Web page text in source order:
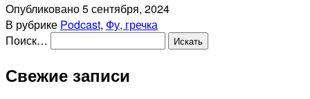
Опубликовано5 сентября, 2024
В рубрике Podcast, Фу, гречка
Поиск…
Свежие записи